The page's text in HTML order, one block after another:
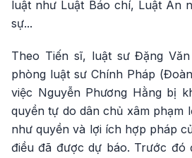
luật như Luật Báo chí, Luật An
sự...
Theo Tiến sĩ, luật sư Đặng
phòng luật sư Chính Pháp
việc Nguyễn Phương Hằng bị
quyền tự do dân chủ xâm phạm
như quyền và lợi ích hợp pháp
điều đã được dự báo. Trước đó